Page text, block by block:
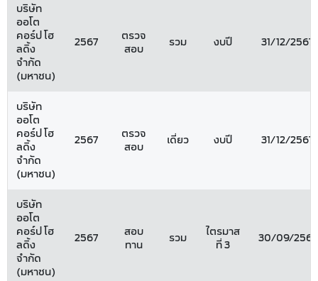
บริษัท
ออโต
คอร์ป โฮ
ลดิ้ง
จำกัด
(มหาชน)
2567
ตรวจ
สอบ
รวม งบปี 31/12/2567
บริษัท
ออโต
คอร์ป โฮ
ลดิ้ง
จำกัด
(มหาชน)
2567
ตรวจ
สอบ
เดี่ยว งบปี 31/12/2567
บริษัท
ออโต
คอร์ป โฮ
ลดิ้ง
จำกัด
(มหาชน)
2567
สอบ
ทาน
รวม
ไตรมาส
ที่ 3
30/09/2567